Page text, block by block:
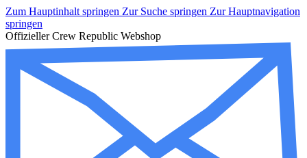
Zum Hauptinhalt springen Zur Suche springen Zur Hauptnavigation
springen
Offizieller Crew Republic Webshop